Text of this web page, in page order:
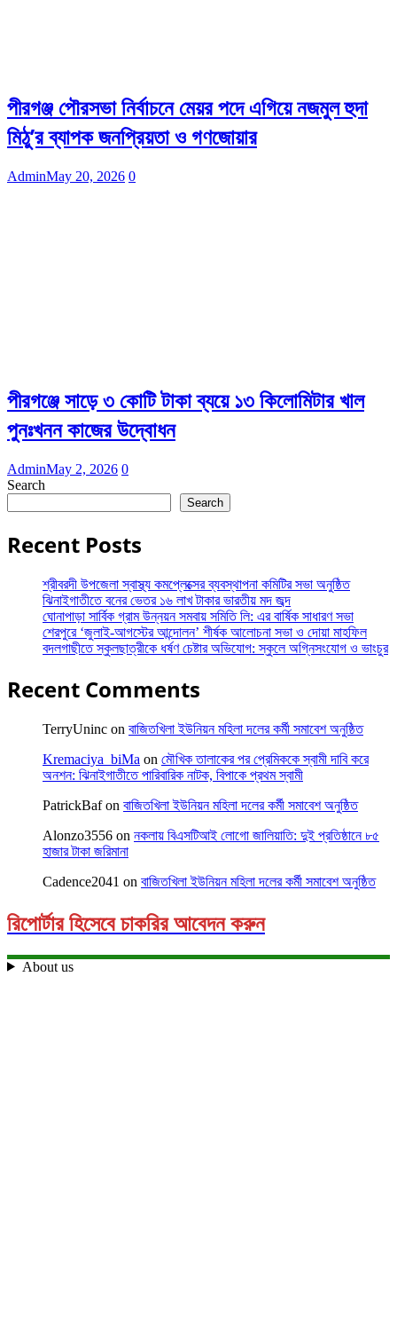
পীরগঞ্জ পৌরসভা নির্বাচনে মেয়র পদে এগিয়ে নজমুল হুদা
মিঠু’র ব্যাপক জনপ্রিয়তা ও গণজোয়ার
AdminMay 20, 2026 0
পীরগঞ্জে সাড়ে ৩ কোটি টাকা ব্যয়ে ১৩ কিলোমিটার খাল
পুনঃখনন কাজের উদ্বোধন
AdminMay 2, 2026 0
Search
Search
Recent Posts
শ্রীবরদী উপজেলা স্বাস্থ্য কমপ্লেক্সের ব্যবস্থাপনা কমিটির সভা অনুষ্ঠিত
ঝিনাইগাতীতে বনের ভেতর ১৬ লাখ টাকার ভারতীয় মদ জব্দ
ঘোনাপাড়া সার্বিক গ্রাম উন্নয়ন সমবায় সমিতি লি: এর বার্ষিক সাধারণ সভা
শেরপুরে ‘জুলাই-আগস্টের আন্দোলন’ শীর্ষক আলোচনা সভা ও দোয়া মাহফিল
বদলগাছীতে স্কুলছাত্রীকে ধর্ষণ চেষ্টার অভিযোগ: স্কুলে অগ্নিসংযোগ ও ভাংচুর
Recent Comments
TerryUninc on বাজিতখিলা ইউনিয়ন মহিলা দলের কর্মী সমাবেশ অনুষ্ঠিত
Kremaciya_biMa on মৌখিক তালাকের পর প্রেমিককে স্বামী দাবি করে
অনশন: ঝিনাইগাতীতে পারিবারিক নাটক, বিপাকে প্রথম স্বামী
PatrickBafon বাজিতখিলা ইউনিয়ন মহিলা দলের কর্মী সমাবেশ অনুষ্ঠিত
Alonzo3556 on নকলায় বিএসটিআই লোগো জালিয়াতি: দুই প্রতিষ্ঠানে ৮৫
হাজার টাকা জরিমানা
Cadence2041 on বাজিতখিলা ইউনিয়ন মহিলা দলের কর্মী সমাবেশ অনুষ্ঠিত
রিপোর্টার হিসেবে চাকরির আবেদন করুন
About us